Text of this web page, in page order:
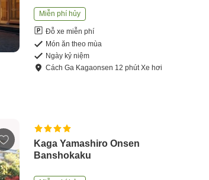
Miễn phí hủy
Đỗ xe miễn phí
Món ăn theo mùa
Ngày kỷ niệm
CáchGa Kagaonsen 12 phútXe hơi
Kaga Yamashiro Onsen
Banshokaku